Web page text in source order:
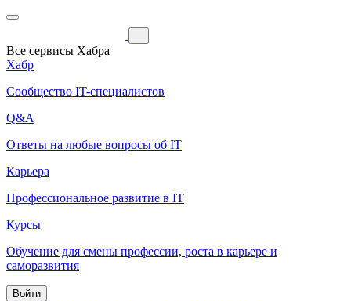
Все сервисы Хабра
Хабр
Сообщество IT-специалистов
Q&A
Ответы на любые вопросы об IT
Карьера
Профессиональное развитие в IT
Курсы
Обучение для смены профессии, роста в карьере и
саморазвития
Войти